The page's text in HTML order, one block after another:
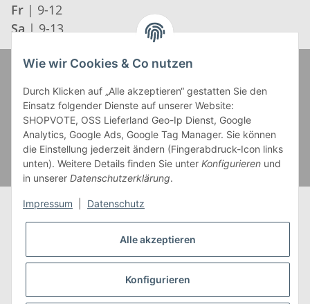
Fr | 9-12
Sa | 9-13
* Alle Preise inkl. gesetzlicher USt., zzgl.Versand
** Gilt für Lieferungen innerhalb Deutschlands,
Lieferzeiten für andere Länder entnehmen Sie bitte
Wie wir Cookies & Co nutzen
Durch Klicken auf „Alle akzeptieren“ gestatten Sie den
Einsatz folgender Dienste auf unserer Website:
SHOPVOTE, OSS Lieferland Geo-Ip Dienst, Google
Analytics, Google Ads, Google Tag Manager. Sie können
die Einstellung jederzeit ändern (Fingerabdruck-Icon links
unten). Weitere Details finden Sie unter Konfigurieren und
in unserer Datenschutzerklärung.
Impressum Datenschutz
Alle akzeptieren
Konfigurieren